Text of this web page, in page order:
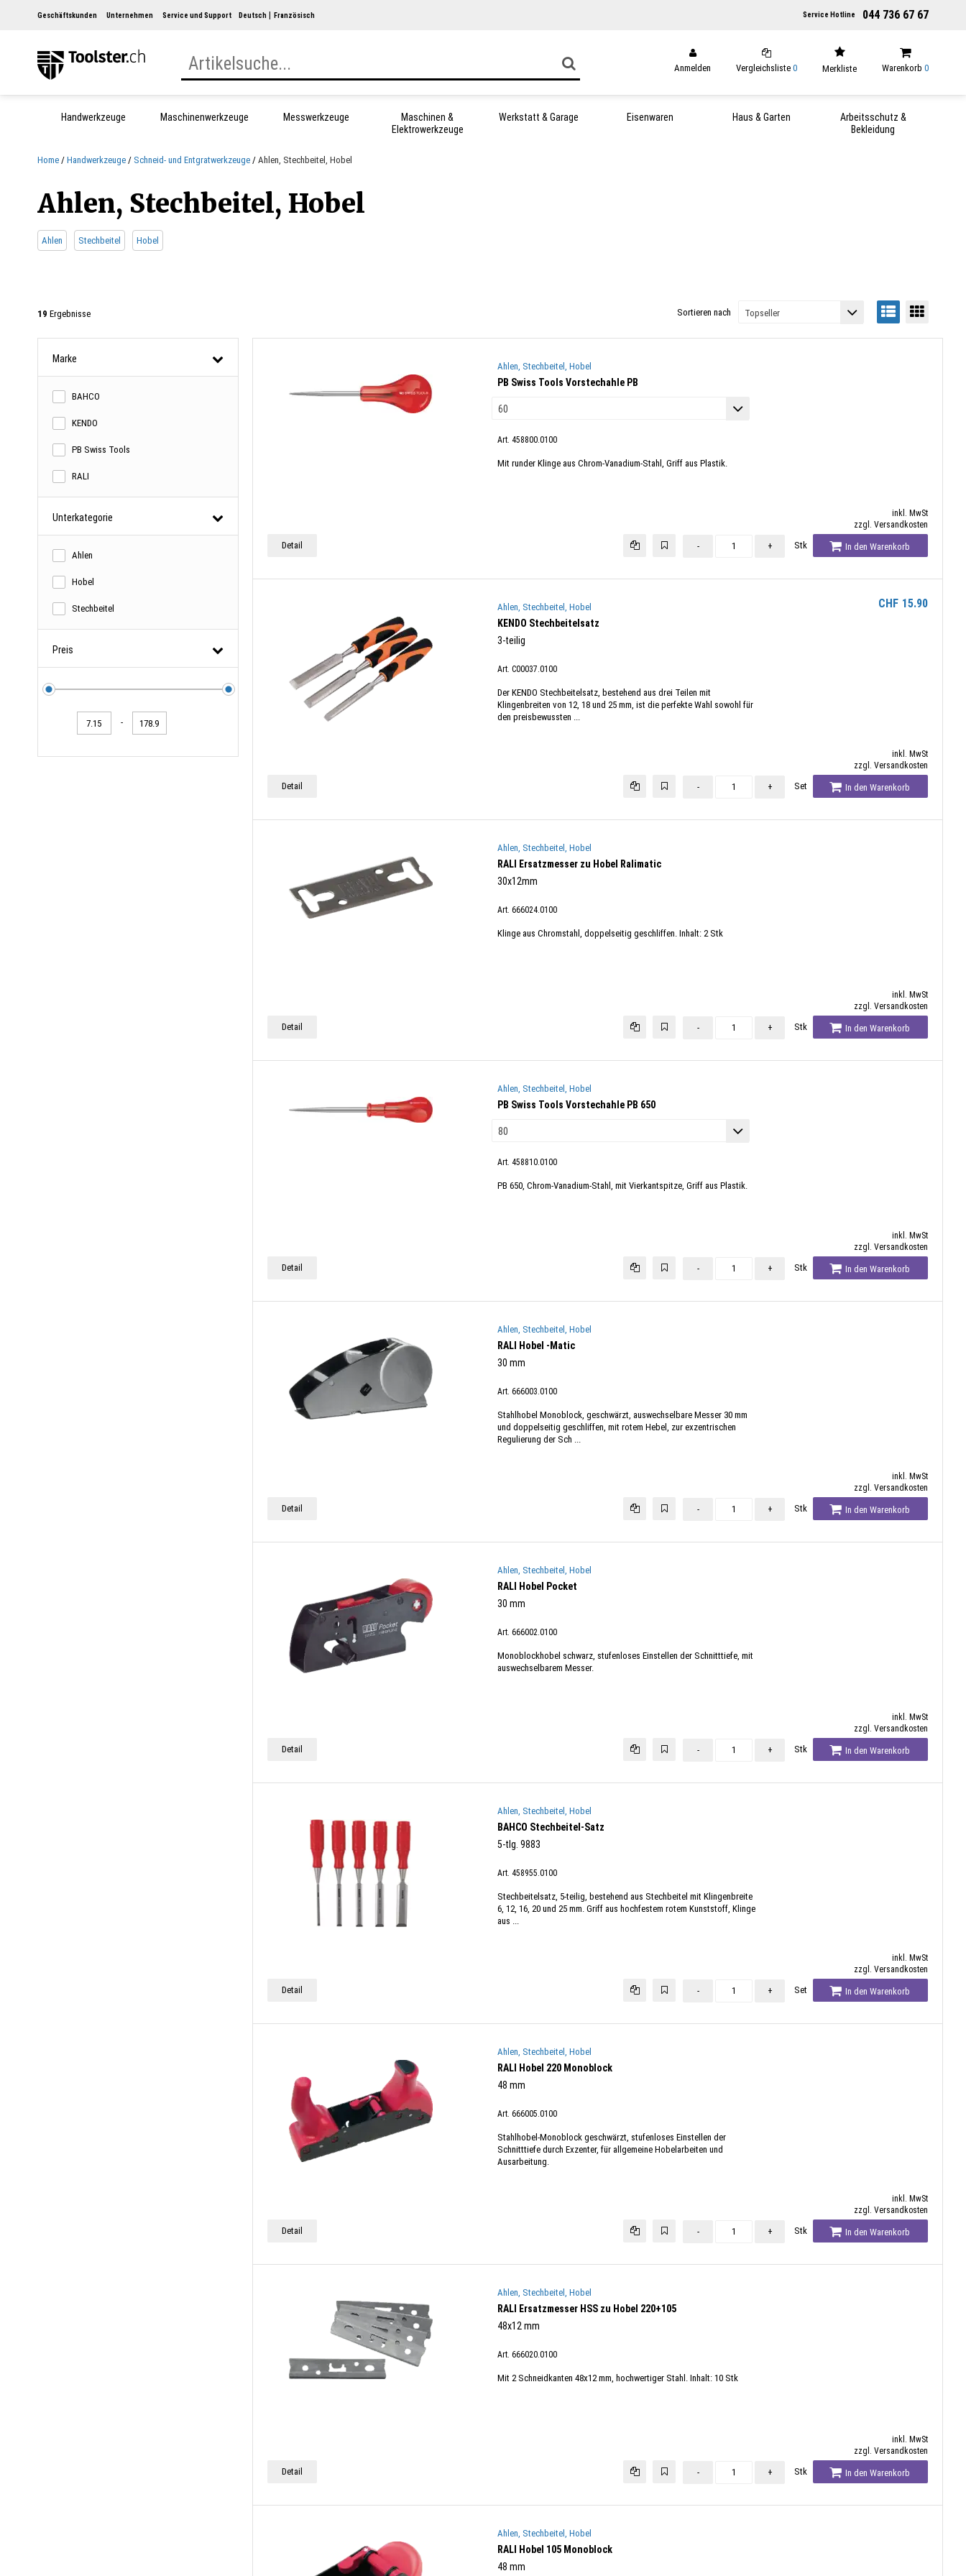
Geschäftskunden Unternehmen Service und Support Deutsch Französisch Service Hotline 044 736 67 67
Anmelden Vergleichsliste 0 Merkliste Warenkorb 0
Handwerkzeuge Maschinenwerkzeuge Messwerkzeuge
Maschinen &
Elektrowerkzeuge
Werkstatt & Garage Eisenwaren Haus & Garten
Arbeitsschutz &
Bekleidung
Home Handwerkzeuge Schneid- und Entgratwerkzeuge Ahlen, Stechbeitel, Hobel
Ahlen, Stechbeitel, Hobel
Ahlen Stechbeitel Hobel
19 Ergebnisse Sortieren nach
Marke
BAHCO
KENDO
PB Swiss Tools
RALI
Unterkategorie
Ahlen
Hobel
Stechbeitel
Preis
-
Ahlen, Stechbeitel, Hobel
PB Swiss Tools Vorstechahle PB
Art. 458800.0100
Mit runder Klinge aus Chrom-Vanadium-Stahl, Griff aus Plastik.
inkl. MwSt
zzgl. Versandkosten
Detail - + Stk In den Warenkorb
Ahlen, Stechbeitel, Hobel
KENDO Stechbeitelsatz
3-teilig
Art. C00037.0100
Der KENDO Stechbeitelsatz, bestehend aus drei Teilen mit
Klingenbreiten von 12, 18 und 25 mm, ist die perfekte Wahl sowohl für
den preisbewussten ...
CHF 15.90
inkl. MwSt
zzgl. Versandkosten
Detail - + Set In den Warenkorb
Ahlen, Stechbeitel, Hobel
RALI Ersatzmesser zu Hobel Ralimatic
30x12mm
Art. 666024.0100
Klinge aus Chromstahl, doppelseitig geschliffen. Inhalt: 2 Stk
inkl. MwSt
zzgl. Versandkosten
Detail - + Stk In den Warenkorb
Ahlen, Stechbeitel, Hobel
PB Swiss Tools Vorstechahle PB 650
Art. 458810.0100
PB 650, Chrom-Vanadium-Stahl, mit Vierkantspitze, Griff aus Plastik.
inkl. MwSt
zzgl. Versandkosten
Detail - + Stk In den Warenkorb
Ahlen, Stechbeitel, Hobel
RALI Hobel -Matic
30 mm
Art. 666003.0100
Stahlhobel Monoblock, geschwärzt, auswechselbare Messer 30 mm
und doppelseitig geschliffen, mit rotem Hebel, zur exzentrischen
Regulierung der Sch ...
inkl. MwSt
zzgl. Versandkosten
Detail - + Stk In den Warenkorb
Ahlen, Stechbeitel, Hobel
RALI Hobel Pocket
30 mm
Art. 666002.0100
Monoblockhobel schwarz, stufenloses Einstellen der Schnitttiefe, mit
auswechselbarem Messer.
inkl. MwSt
zzgl. Versandkosten
Detail - + Stk In den Warenkorb
Ahlen, Stechbeitel, Hobel
BAHCO Stechbeitel-Satz
5-tlg. 9883
Art. 458955.0100
Stechbeitelsatz, 5-teilig, bestehend aus Stechbeitel mit Klingenbreite
6, 12, 16, 20 und 25 mm. Griff aus hochfestem rotem Kunststoff, Klinge
aus ...
inkl. MwSt
zzgl. Versandkosten
Detail - + Set In den Warenkorb
Ahlen, Stechbeitel, Hobel
RALI Hobel 220 Monoblock
48 mm
Art. 666005.0100
Stahlhobel-Monoblock geschwärzt, stufenloses Einstellen der
Schnitttiefe durch Exzenter, für allgemeine Hobelarbeiten und
Ausarbeitung.
inkl. MwSt
zzgl. Versandkosten
Detail - + Stk In den Warenkorb
Ahlen, Stechbeitel, Hobel
RALI Ersatzmesser HSS zu Hobel 220+105
48x12 mm
Art. 666020.0100
Mit 2 Schneidkanten 48x12 mm, hochwertiger Stahl. Inhalt: 10 Stk
inkl. MwSt
zzgl. Versandkosten
Detail - + Stk In den Warenkorb
Ahlen, Stechbeitel, Hobel
RALI Hobel 105 Monoblock
48 mm